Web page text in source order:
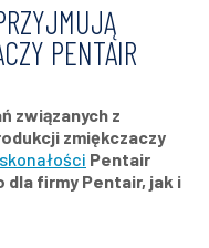
PENTAIR
związanych z
zmiękczaczy
Pentair
dla firmy Pentair, jak i